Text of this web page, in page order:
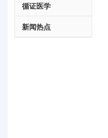
循证医学
新闻热点